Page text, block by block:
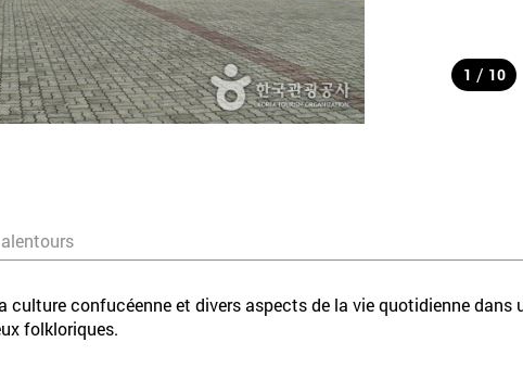
1 / 10
confucéenne et divers aspects de la vie quotidienne dans
folkloriques.